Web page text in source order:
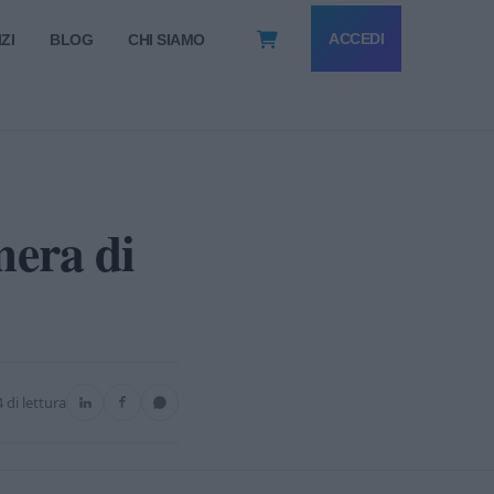
BLOG CHI SIAMO ACCEDI
di
di lettura